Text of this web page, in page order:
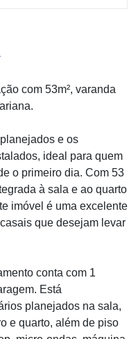
com 53m², varanda
e os
ideal para quem
o primeiro dia. Com 53
à sala e ao quarto
imóvel é uma excelente
que desejam levar
conta com 1
Está
planejados na sala,
e quarto, além de piso